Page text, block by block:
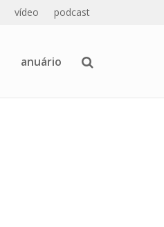
vídeo podcast
anuário